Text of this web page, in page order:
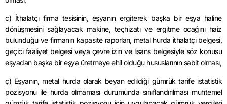
c) İthalatçı firma tesisinin, eşyanın ergiterek başka bir eşya haline
dönüşmesini sağlayacak makine, teçhizatı ve ergitme ocağını haiz
bulunduğu ve firmanın kapasite raporları, metal hurda ithalatçı belgesi,
geçici faaliyet belgesi veya çevre izin ve lisans belgesiyle söz konusu
eşyadan başka bir eşya üretmeye ehil olduğu hususlarının sabit olması,
ç) Eşyanın, metal hurda olarak beyan edildiği gümrük tarife istatistik
pozisyonu ile hurda olmaması durumunda sınıflandırılması muhtemel